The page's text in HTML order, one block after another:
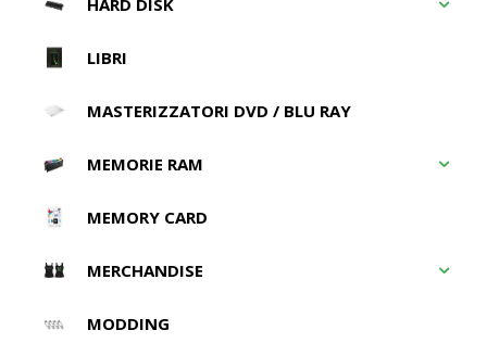
LIBRI
MASTERIZZATORI DVD / BLU RAY
MEMORIE RAM
MEMORY CARD
MERCHANDISE
MODDING